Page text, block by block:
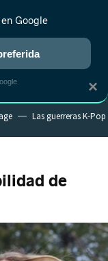
RANKINGS CINE
Las guerreras K-Pop
de
×
Google